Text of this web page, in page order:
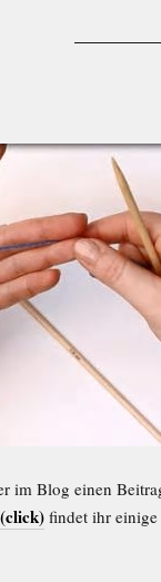
im Blog einen
findet ihr einige